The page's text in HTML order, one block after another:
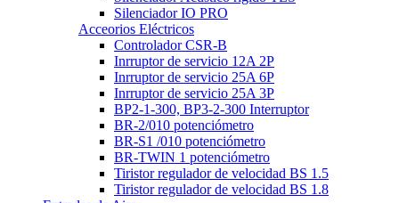
Silenciador IO PRO
Acceorios Eléctricos
Controlador CSR-B
Inrruptor de servicio 12A 2P
Inrruptor de servicio 25A 6P
Inrruptor de servicio 25A 3P
BP2-1-300, BP3-2-300 Interruptor
BR-2/010 potenciómetro
BR-S1 /010 potenciómetro
BR-TWIN 1 potenciómetro
Tiristor regulador de velocidad BS 1.5
Tiristor regulador de velocidad BS 1.8